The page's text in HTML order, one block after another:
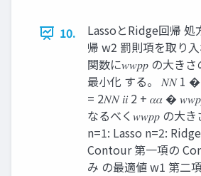
10.
LassoとRidge回帰 処
帰 w2 罰則項を取り
関数に𝑤𝑤𝑝𝑝 の大きさ
最小化 する。 𝑁𝑁 1 �
= 2𝑁𝑁 𝑖𝑖 2 + 𝛼𝛼 �
なるべく𝑤𝑤𝑝𝑝 の大き
n=1: Lasso n=2:
Contour 第一項の
み の最適値 w1 第二